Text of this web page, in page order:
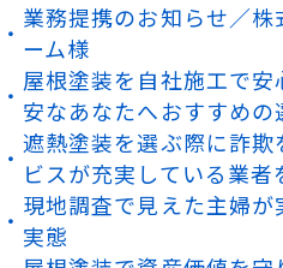
業務提携のお知らせ／
ーム様
屋根塗装を自社施工で
安なあなたへおすすめの
遮熱塗装を選ぶ際に詐欺
ビスが充実している業
現地調査で見えた主婦
実態